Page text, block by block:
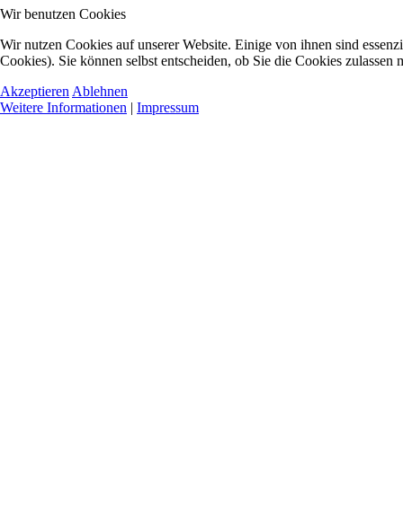
Wir benutzen Cookies
Wir nutzen Cookies auf unserer Website. Einige von ihnen sind
Cookies). Sie können selbst entscheiden, ob Sie die Cookies
Akzeptieren Ablehnen
Weitere Informationen | Impressum